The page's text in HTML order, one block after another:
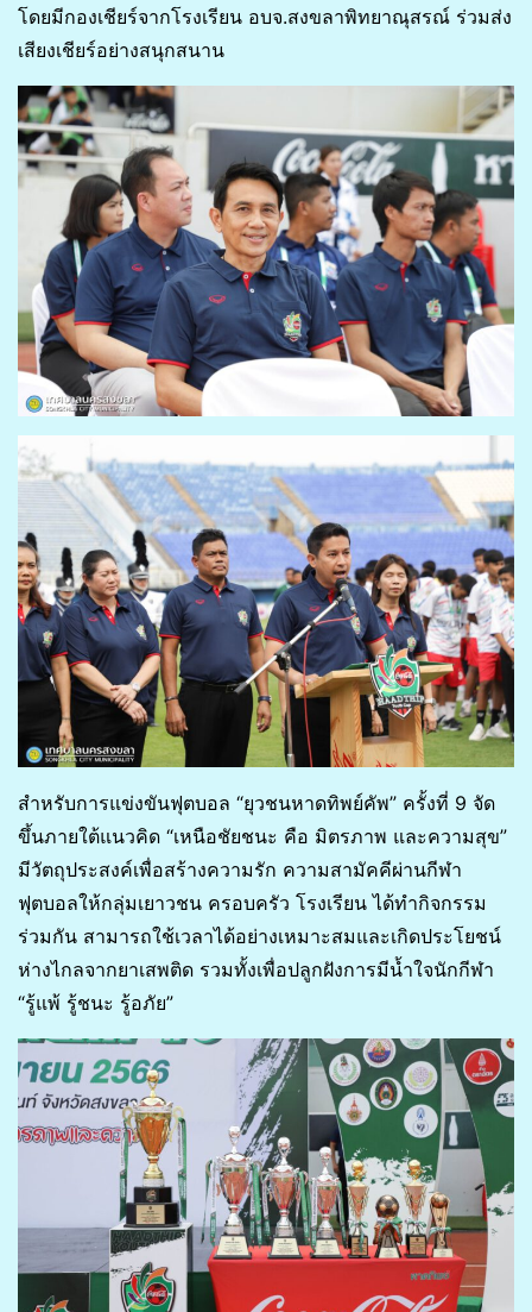
โดยมีกองเชียร์จากโรงเรียน อบจ.สงขลาพิทยาณุสรณ์ ร่วมส่ง
เสียงเชียร์อย่างสนุกสนาน
สำหรับการแข่งขันฟุตบอล “ยุวชนหาดทิพย์คัพ” ครั้งที่ 9 จัด
ขึ้นภายใต้แนวคิด “เหนือชัยชนะ คือ มิตรภาพ และความสุข”
มีวัตถุประสงค์เพื่อสร้างความรัก ความสามัคคีผ่านกีฬา
ฟุตบอลให้กลุ่มเยาวชน ครอบครัว โรงเรียน ได้ทำกิจกรรม
ร่วมกัน สามารถใช้เวลาได้อย่างเหมาะสมและเกิดประโยชน์
ห่างไกลจากยาเสพติด รวมทั้งเพื่อปลูกฝังการมีน้ำใจนักกีฬา
“รู้แพ้ รู้ชนะ รู้อภัย”